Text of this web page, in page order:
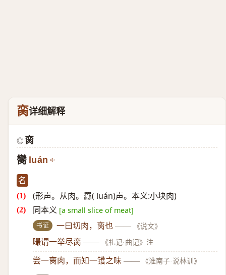
脔详细解释
◎ 脔
臠 luán
名
(形声。从肉。羉( luán)声。本义:小块肉)
同本义 [a small slice of meat]
书证 一曰切肉，脔也 —— 《说文》
嘬谓一举尽脔 —— 《礼记·曲记》注
尝一脔肉，而知一镬之味 —— 《淮南子·说林训》